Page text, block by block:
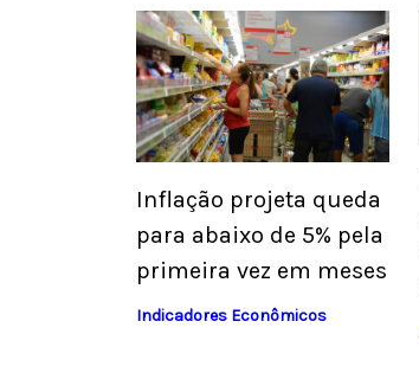
Inflação projeta queda
para abaixo de 5% pela
primeira vez em meses
Indicadores Econômicos